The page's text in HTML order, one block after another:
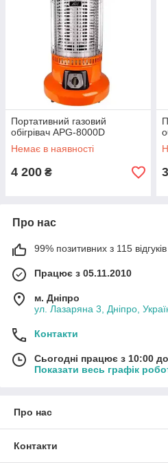
Портативний газовий
обігрівач APG-8000D
Немає в наявності
4 200 ₴
Про нас
99% позитивних з 115 відгуків
Працює з 05.11.2010
м. Дніпро
ул. Лазаряна 3, Дніпро,
Контакти
Сьогодні працює з 10:00
Показати весь графік
Про нас
Контакти